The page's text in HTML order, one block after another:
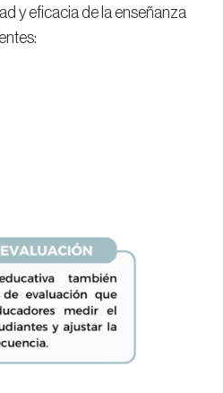
y eficacia de la enseñanza